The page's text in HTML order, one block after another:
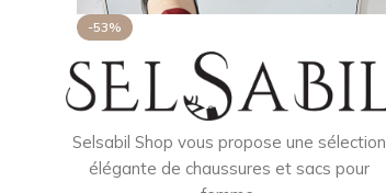
-53%
Selsabil Shop vous propose une sélection
élégante de chaussures et sacs pour